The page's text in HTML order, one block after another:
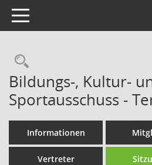
Toggle navigation
Rechercheauswahl
Bildungs-, Kultur-
Sportausschuss -
Informationen
Vertreter